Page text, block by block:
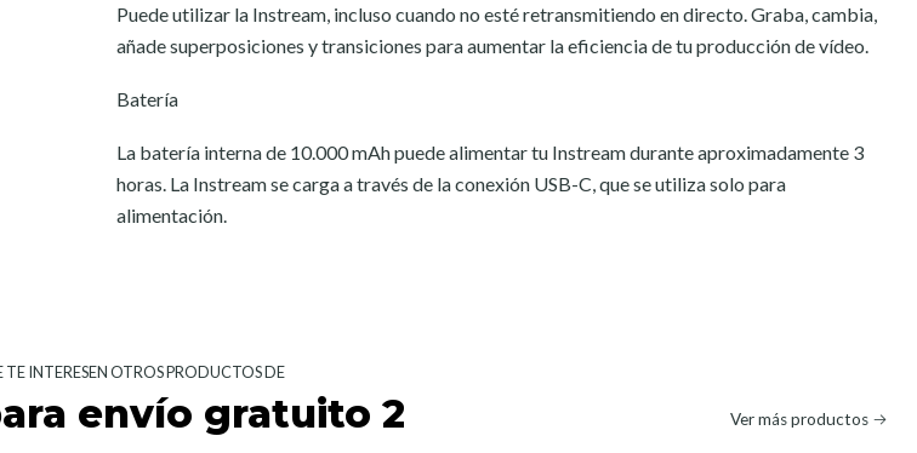
Puede utilizar la Instream, incluso cuando no esté retransmitiendo en directo. Graba, cambia,
añade superposiciones y transiciones para aumentar la eficiencia de tu producción de vídeo.
Batería
La batería interna de 10.000 mAh puede alimentar tu Instream durante aproximadamente 3
horas. La Instream se carga a través de la conexión USB-C, que se utiliza solo para
alimentación.
TE INTERESEN OTROS PRODUCTOS DE
envío gratuito 2 Ver más productos